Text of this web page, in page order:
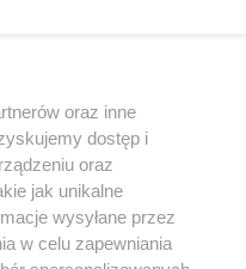
może być powielany i
w jakikolwiek sposób (w
na jakimkolwiek polu
z umieszczaniem w
praw. Jakiekolwiek użycie lub
z naruszeniem prawa,
pod groźbą kary i może być
oraz inne
dostęp i
oraz
jak unikalne
wysyłane przez
w celu zapewniania